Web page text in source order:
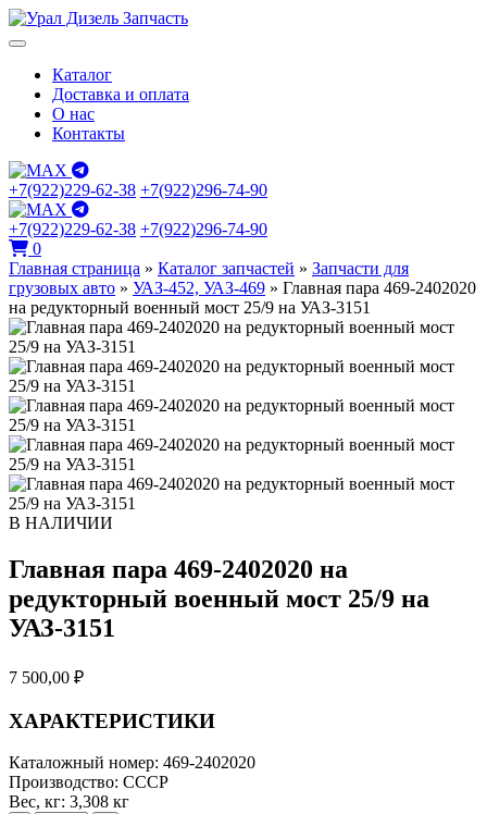
Каталог
Доставка и оплата
О нас
Контакты
+7(922)229-62-38 +7(922)296-74-90
+7(922)229-62-38 +7(922)296-74-90
0
Главная страница » Каталог запчастей » Запчасти для
грузовых авто » УАЗ-452, УАЗ-469 » Главная пара 469-2402020
на редукторный военный мост 25/9 на УАЗ-3151
В НАЛИЧИИ
Главная пара 469-2402020 на
редукторный военный мост 25/9 на
УАЗ-3151
7 500,00 ₽
ХАРАКТЕРИСТИКИ
Каталожный номер: 469-2402020
Производство: СССР
Вес, кг: 3,308 кг